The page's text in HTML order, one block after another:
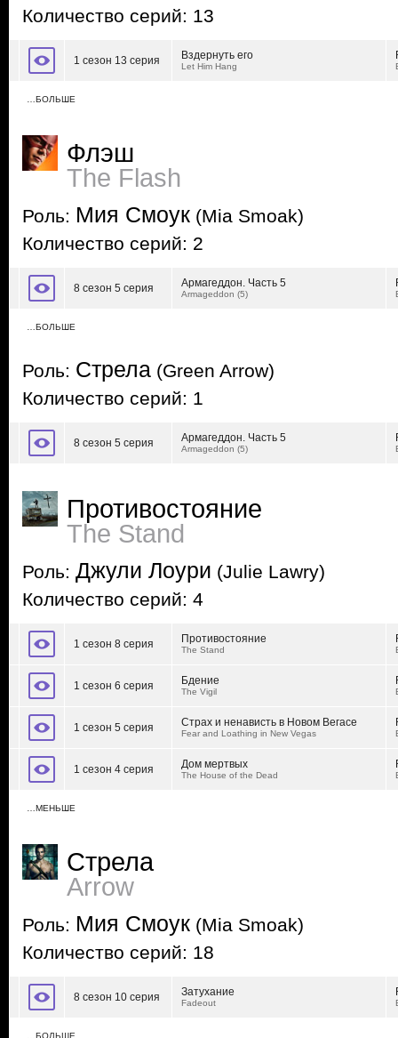
Количество серий: 13
1 сезон 13 серия Вздернуть его
Let Him Hang
…БОЛЬШЕ
Флэш
The Flash
Роль: Мия Смоук (Mia Smoak)
Количество серий: 2
8 сезон 5 серия Армагеддон. Часть 5
Armageddon (5)
…БОЛЬШЕ
Роль: Стрела (Green Arrow)
Количество серий: 1
8 сезон 5 серия Армагеддон. Часть 5
Armageddon (5)
Противостояние
The Stand
Роль: Джули Лоури (Julie Lawry)
Количество серий: 4
1 сезон 8 серия Противостояние
The Stand
1 сезон 6 серия Бдение
The Vigil
1 сезон 5 серия Страх и ненависть в Новом Вегасе
Fear and Loathing in New Vegas
1 сезон 4 серия Дом мертвых
The House of the Dead
…МЕНЬШЕ
Стрела
Arrow
Роль: Мия Смоук (Mia Smoak)
Количество серий: 18
8 сезон 10 серия Затухание
Fadeout
…БОЛЬШЕ